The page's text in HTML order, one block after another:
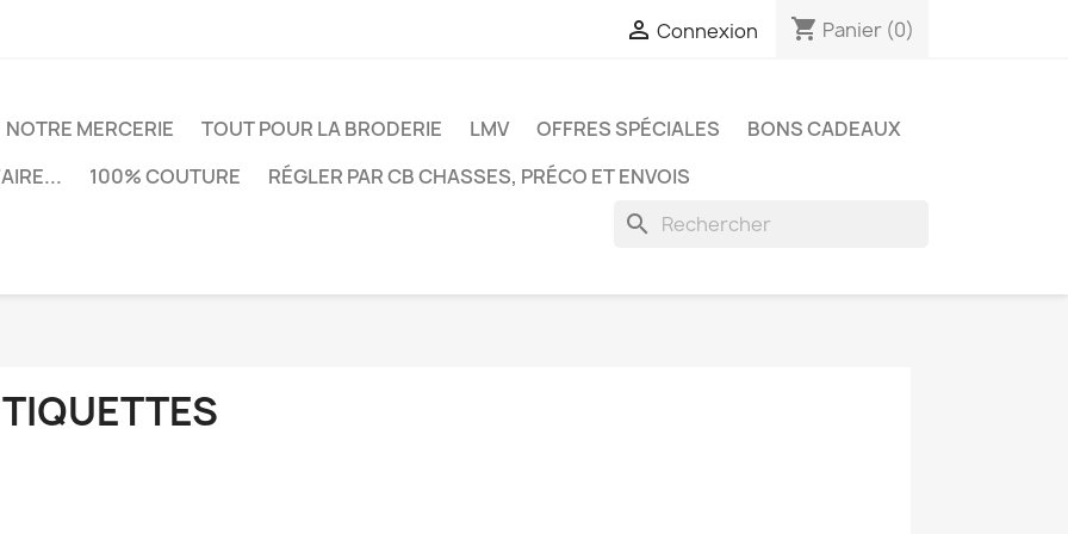
 Connexion shopping_cart Panier (0)
NOTRE MERCERIE TOUT POUR LA BRODERIE LMV OFFRES SPÉCIALES
BONS CADEAUX
100% COUTURE RÉGLER PAR CB CHASSES, PRÉCO ET ENVOIS
search